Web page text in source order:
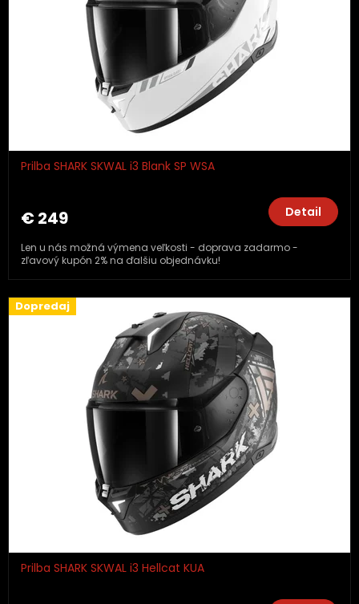
Prilba SHARK SKWAL i3 Blank SP WSA
€ 249 Detail
Len u nás možná výmena veľkosti - doprava zadarmo -
zľavový kupón 2% na ďalšiu objednávku!
Dopredaj
Prilba SHARK SKWAL i3 Hellcat KUA